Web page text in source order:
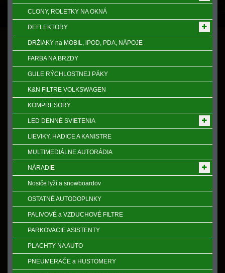
CLONY, ROLETKY NA OKNÁ
DEFLEKTORY
DRŽIAKY na MOBIL, iPOD, PDA, NÁPOJE
FARBA NA BRZDY
GULE RÝCHLOSTNEJ PÁKY
K&N FILTRE VOLKSWAGEN
KOMPRESORY
LED DENNÉ SVIETENIA
LIEVIKY, HADICE A KANISTRE
MULTIMEDIÁLNE AUTORÁDIA
NÁRADIE
Nosiče lyží a snowboardov
OSTATNÉ AUTODOPLNKY
PALIVOVÉ a VZDUCHOVÉ FILTRE
PARKOVACIE ASISTENTY
PLACHTY NA AUTO
PNEUMERAČE a HUSTOMERY